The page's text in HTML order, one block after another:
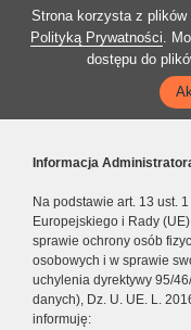
Strona korzysta z plików
Polityką Prywatności.
dostępu do
Informacja
Na podstawie art. 13 ust.
Europejskiego i Rady
sprawie ochrony osób
osobowych i w sprawie
uchylenia dyrektywy 95/
danych), Dz. U. UE. L.
informuję: